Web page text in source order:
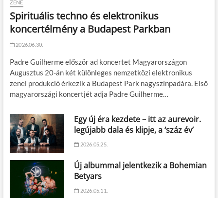
ZENE
Spirituális techno és elektronikus
koncertélmény a Budapest Parkban
2026.06.30.
Padre Guilherme először ad koncertet Magyarországon
Augusztus 20-án két különleges nemzetközi elektronikus
zenei produkció érkezik a Budapest Park nagyszínpadára. Első
magyarországi koncertjét adja Padre Guilherme…
Egy új éra kezdete – itt az aurevoir.
legújabb dala és klipje, a ‘száz év’
2026.05.25.
Új albummal jelentkezik a Bohemian
Betyars
2026.05.11.